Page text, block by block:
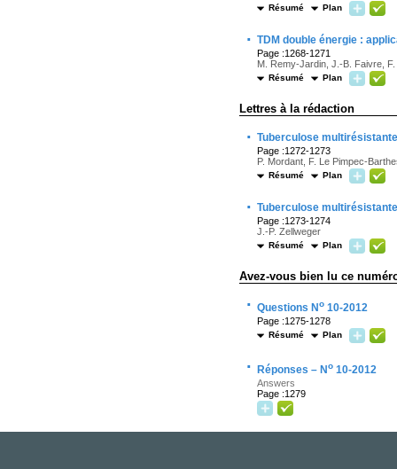
Résumé Plan
· TDM double énergie :
Page :1268-1271
M. Remy-Jardin, J.-B. Faivre,
Résumé Plan
Lettres à la rédaction
· Tuberculose
Page :1272-1273
P. Mordant, F. Le Pimpec-
Résumé Plan
· Tuberculose
Page :1273-1274
J.-P. Zellweger
Résumé Plan
Avez-vous bien lu ce
· Questions No 10-2012
Page :1275-1278
Résumé Plan
· Réponses – No 10-2012
Answers
Page :1279